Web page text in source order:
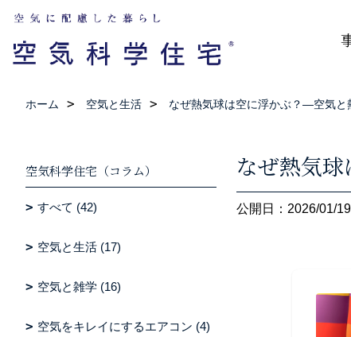
ホーム 空気と生活 なぜ熱気球は空に浮かぶ？―空気と
なぜ熱気
公開日：2026/01/
空気科学住宅（コラム）
すべて (42)
空気と生活 (17)
空気と雑学 (16)
空気をキレイにするエアコン (4)